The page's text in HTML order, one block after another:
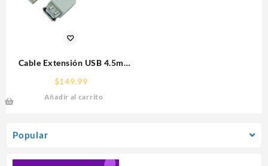
Popular
Cable Extensión USB 4.5m
$149.99
Añadir al carrito